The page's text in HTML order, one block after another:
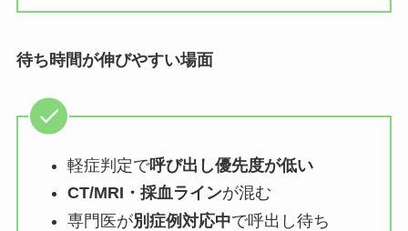
待ち時間が伸びやすい場面
軽症判定で呼び出し優先度が低い
CT/MRI・採血ラインが混む
専門医が別症例対応中で呼出し待ち